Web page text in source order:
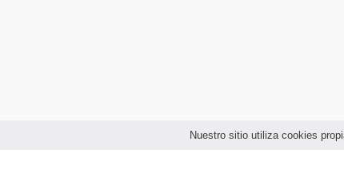
Nuestro sitio utiliza cookies